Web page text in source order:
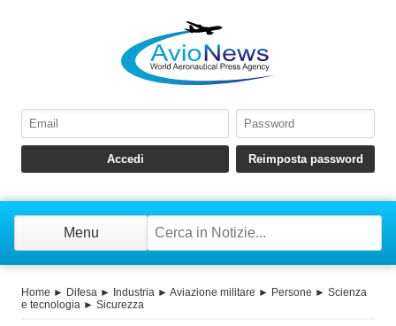
Menu
Home ► Difesa ► Industria ► Aviazione militare ► Persone ► Scienza
e tecnologia ► Sicurezza